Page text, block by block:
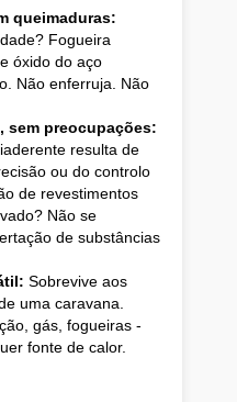
queimaduras:
Fogueira
óxido do aço
Não enferruja. Não
sem preocupações:
resulta de
ou do controlo
de revestimentos
Não se
de substâncias
Sobrevive aos
uma caravana.
gás, fogueiras -
fonte de calor.